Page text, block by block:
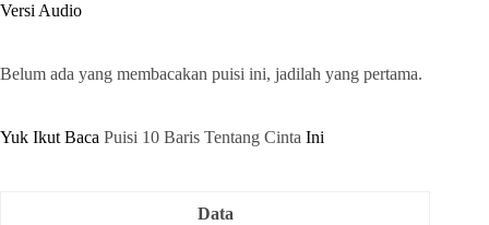
Versi Audio
Belum ada yang membacakan puisi ini, jadilah yang pertama.
Yuk Ikut Baca Puisi 10 Baris Tentang Cinta Ini
Data